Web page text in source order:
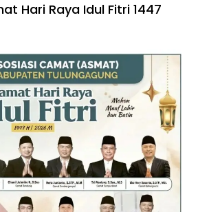
Hari Raya Idul Fitri 1447